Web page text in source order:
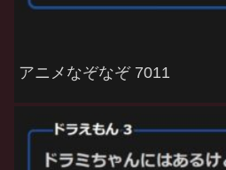
アニメなぞなぞ 7011